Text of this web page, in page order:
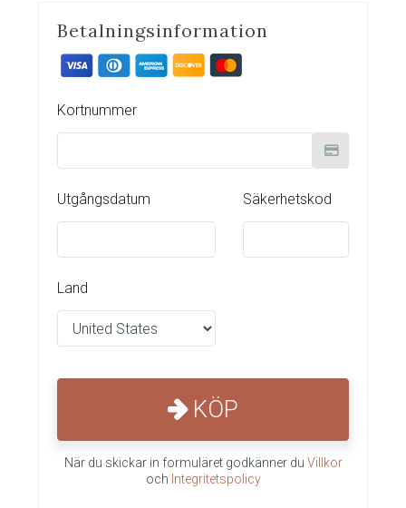
Betalningsinformation
Kortnummer
Utgångsdatum Säkerhetskod
Land
KÖP
När du skickar in formuläret godkänner du Villkor
och Integritetspolicy